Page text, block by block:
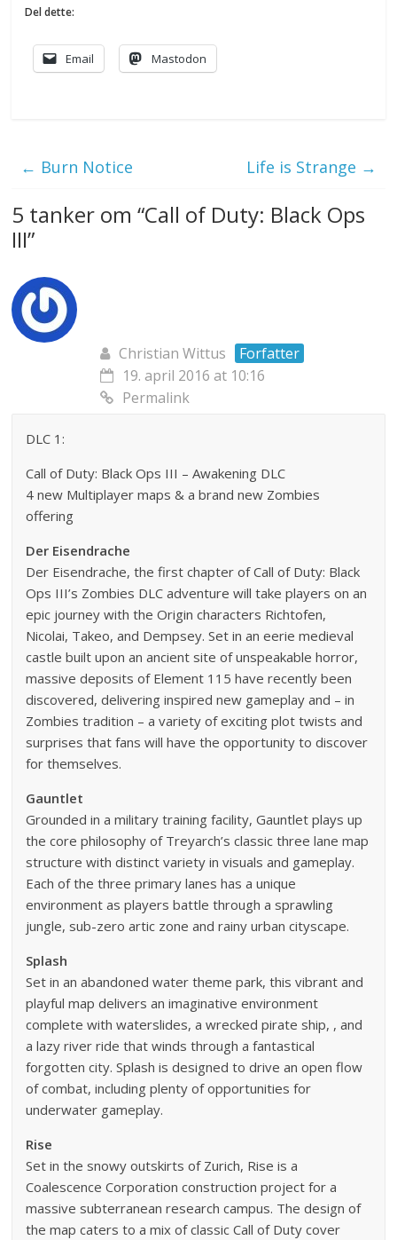
Del dette:
Email Mastodon
← Burn Notice Life is Strange →
5 tanker om “Call of Duty: Black Ops
III”
Christian Wittus
Forfatter
19. april 2016 at 10:16
Permalink
DLC 1:
Call of Duty: Black Ops III – Awakening DLC
4 new Multiplayer maps & a brand new Zombies
offering
Der Eisendrache
Der Eisendrache, the first chapter of Call of Duty: Black
Ops III’s Zombies DLC adventure will take players on an
epic journey with the Origin characters Richtofen,
Nicolai, Takeo, and Dempsey. Set in an eerie medieval
castle built upon an ancient site of unspeakable horror,
massive deposits of Element 115 have recently been
discovered, delivering inspired new gameplay and – in
Zombies tradition – a variety of exciting plot twists and
surprises that fans will have the opportunity to discover
for themselves.
Gauntlet
Grounded in a military training facility, Gauntlet plays up
the core philosophy of Treyarch’s classic three lane map
structure with distinct variety in visuals and gameplay.
Each of the three primary lanes has a unique
environment as players battle through a sprawling
jungle, sub-zero artic zone and rainy urban cityscape.
Splash
Set in an abandoned water theme park, this vibrant and
playful map delivers an imaginative environment
complete with waterslides, a wrecked pirate ship, , and
a lazy river ride that winds through a fantastical
forgotten city. Splash is designed to drive an open flow
of combat, including plenty of opportunities for
underwater gameplay.
Rise
Set in the snowy outskirts of Zurich, Rise is a
Coalescence Corporation construction project for a
massive subterranean research campus. The design of
the map caters to a mix of classic Call of Duty cover